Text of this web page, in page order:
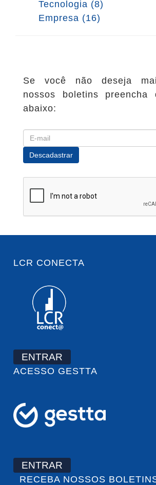
Tecnologia (8)
Empresa (16)
Se você não deseja
nossos boletins preencha
abaixo:
LCR CONECTA
ENTRAR
ACESSO GESTTA
ENTRAR
RECEBA NOSSOS